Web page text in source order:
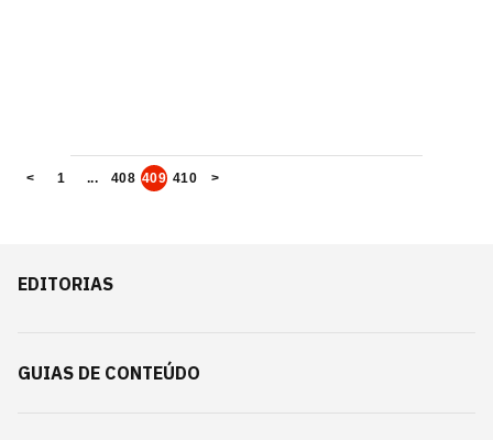
< 1 ... 408 409 410 >
EDITORIAS
GUIAS DE CONTEÚDO